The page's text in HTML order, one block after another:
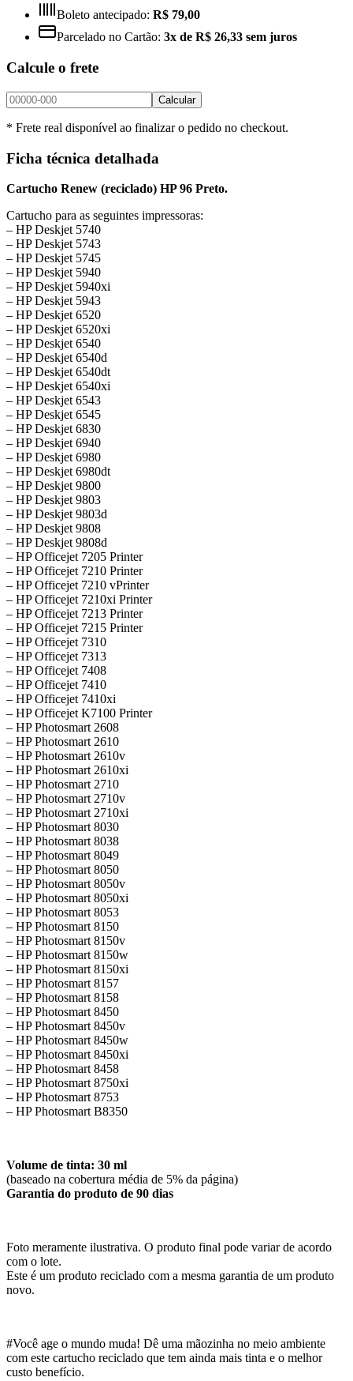
Boleto antecipado: R$ 79,00
Parcelado no Cartão: 3x de R$ 26,33 sem juros
Calcule o frete
Calcular
* Frete real disponível ao finalizar o pedido no checkout.
Ficha técnica detalhada
Cartucho Renew (reciclado) HP 96 Preto.
Cartucho para as seguintes impressoras:
– HP Deskjet 5740
– HP Deskjet 5743
– HP Deskjet 5745
– HP Deskjet 5940
– HP Deskjet 5940xi
– HP Deskjet 5943
– HP Deskjet 6520
– HP Deskjet 6520xi
– HP Deskjet 6540
– HP Deskjet 6540d
– HP Deskjet 6540dt
– HP Deskjet 6540xi
– HP Deskjet 6543
– HP Deskjet 6545
– HP Deskjet 6830
– HP Deskjet 6940
– HP Deskjet 6980
– HP Deskjet 6980dt
– HP Deskjet 9800
– HP Deskjet 9803
– HP Deskjet 9803d
– HP Deskjet 9808
– HP Deskjet 9808d
– HP Officejet 7205 Printer
– HP Officejet 7210 Printer
– HP Officejet 7210 vPrinter
– HP Officejet 7210xi Printer
– HP Officejet 7213 Printer
– HP Officejet 7215 Printer
– HP Officejet 7310
– HP Officejet 7313
– HP Officejet 7408
– HP Officejet 7410
– HP Officejet 7410xi
– HP Officejet K7100 Printer
– HP Photosmart 2608
– HP Photosmart 2610
– HP Photosmart 2610v
– HP Photosmart 2610xi
– HP Photosmart 2710
– HP Photosmart 2710v
– HP Photosmart 2710xi
– HP Photosmart 8030
– HP Photosmart 8038
– HP Photosmart 8049
– HP Photosmart 8050
– HP Photosmart 8050v
– HP Photosmart 8050xi
– HP Photosmart 8053
– HP Photosmart 8150
– HP Photosmart 8150v
– HP Photosmart 8150w
– HP Photosmart 8150xi
– HP Photosmart 8157
– HP Photosmart 8158
– HP Photosmart 8450
– HP Photosmart 8450v
– HP Photosmart 8450w
– HP Photosmart 8450xi
– HP Photosmart 8458
– HP Photosmart 8750xi
– HP Photosmart 8753
– HP Photosmart B8350
Volume de tinta: 30 ml
(baseado na cobertura média de 5% da página)
Garantia do produto de 90 dias
Foto meramente ilustrativa. O produto final pode variar de acordo
com o lote.
Este é um produto reciclado com a mesma garantia de um produto
novo.
#Você age o mundo muda! Dê uma mãozinha no meio ambiente
com este cartucho reciclado que tem ainda mais tinta e o melhor
custo benefício.